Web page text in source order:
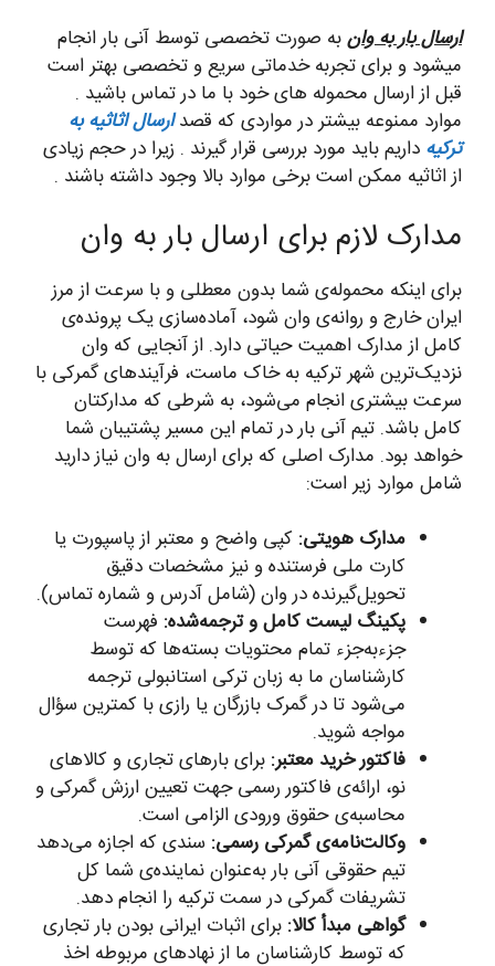
ارسال بار به وانبه صورت تخصصی توسط آنی بار انجام
میشود و برای تجربه خدماتی سریع و تخصصی بهتر است
قبل از ارسال محموله های خود با ما در تماس باشید .
موارد ممنوعه بیشتر در مواردی که قصدارسال اثاثیه به
ترکیه داریم باید مورد بررسی قرار گیرند . زیرا در حجم زیادی
از اثاثیه ممکن است برخی موارد بالا وجود داشته باشند .
مدارک لازم برای ارسال بار به وان
برای اینکه محموله‌ی شما بدون معطلی و با سرعت از مرز
ایران خارج و روانه‌ی وان شود، آماده‌سازی یک پرونده‌ی
کامل از مدارک اهمیت حیاتی دارد. از آنجایی که وان
نزدیک‌ترین شهر ترکیه به خاک ماست، فرآیندهای گمرکی با
سرعت بیشتری انجام می‌شود، به شرطی که مدارکتان
کامل باشد. تیم آنی بار در تمام این مسیر پشتیبان شما
خواهد بود. مدارک اصلی که برای ارسال به وان نیاز دارید
شامل موارد زیر است:
مدارک هویتی: کپی واضح و معتبر از پاسپورت یا
کارت ملی فرستنده و نیز مشخصات دقیق
تحویل‌گیرنده در وان (شامل آدرس و شماره تماس).
پکینگ لیست کامل و ترجمه‌شده: فهرست
جزء‌به‌جزء تمام محتویات بسته‌ها که توسط
کارشناسان ما به زبان ترکی استانبولی ترجمه
می‌شود تا در گمرک بازرگان یا رازی با کمترین سؤال
مواجه شوید.
فاکتور خرید معتبر: برای بارهای تجاری و کالاهای
نو، ارائه‌ی فاکتور رسمی جهت تعیین ارزش گمرکی و
محاسبه‌ی حقوق ورودی الزامی است.
وکالت‌نامه‌ی گمرکی رسمی: سندی که اجازه می‌دهد
تیم حقوقی آنی بار به‌عنوان نماینده‌ی شما کل
تشریفات گمرکی در سمت ترکیه را انجام دهد.
گواهی مبدأ کالا: برای اثبات ایرانی بودن بار تجاری
که توسط کارشناسان ما از نهادهای مربوطه اخذ